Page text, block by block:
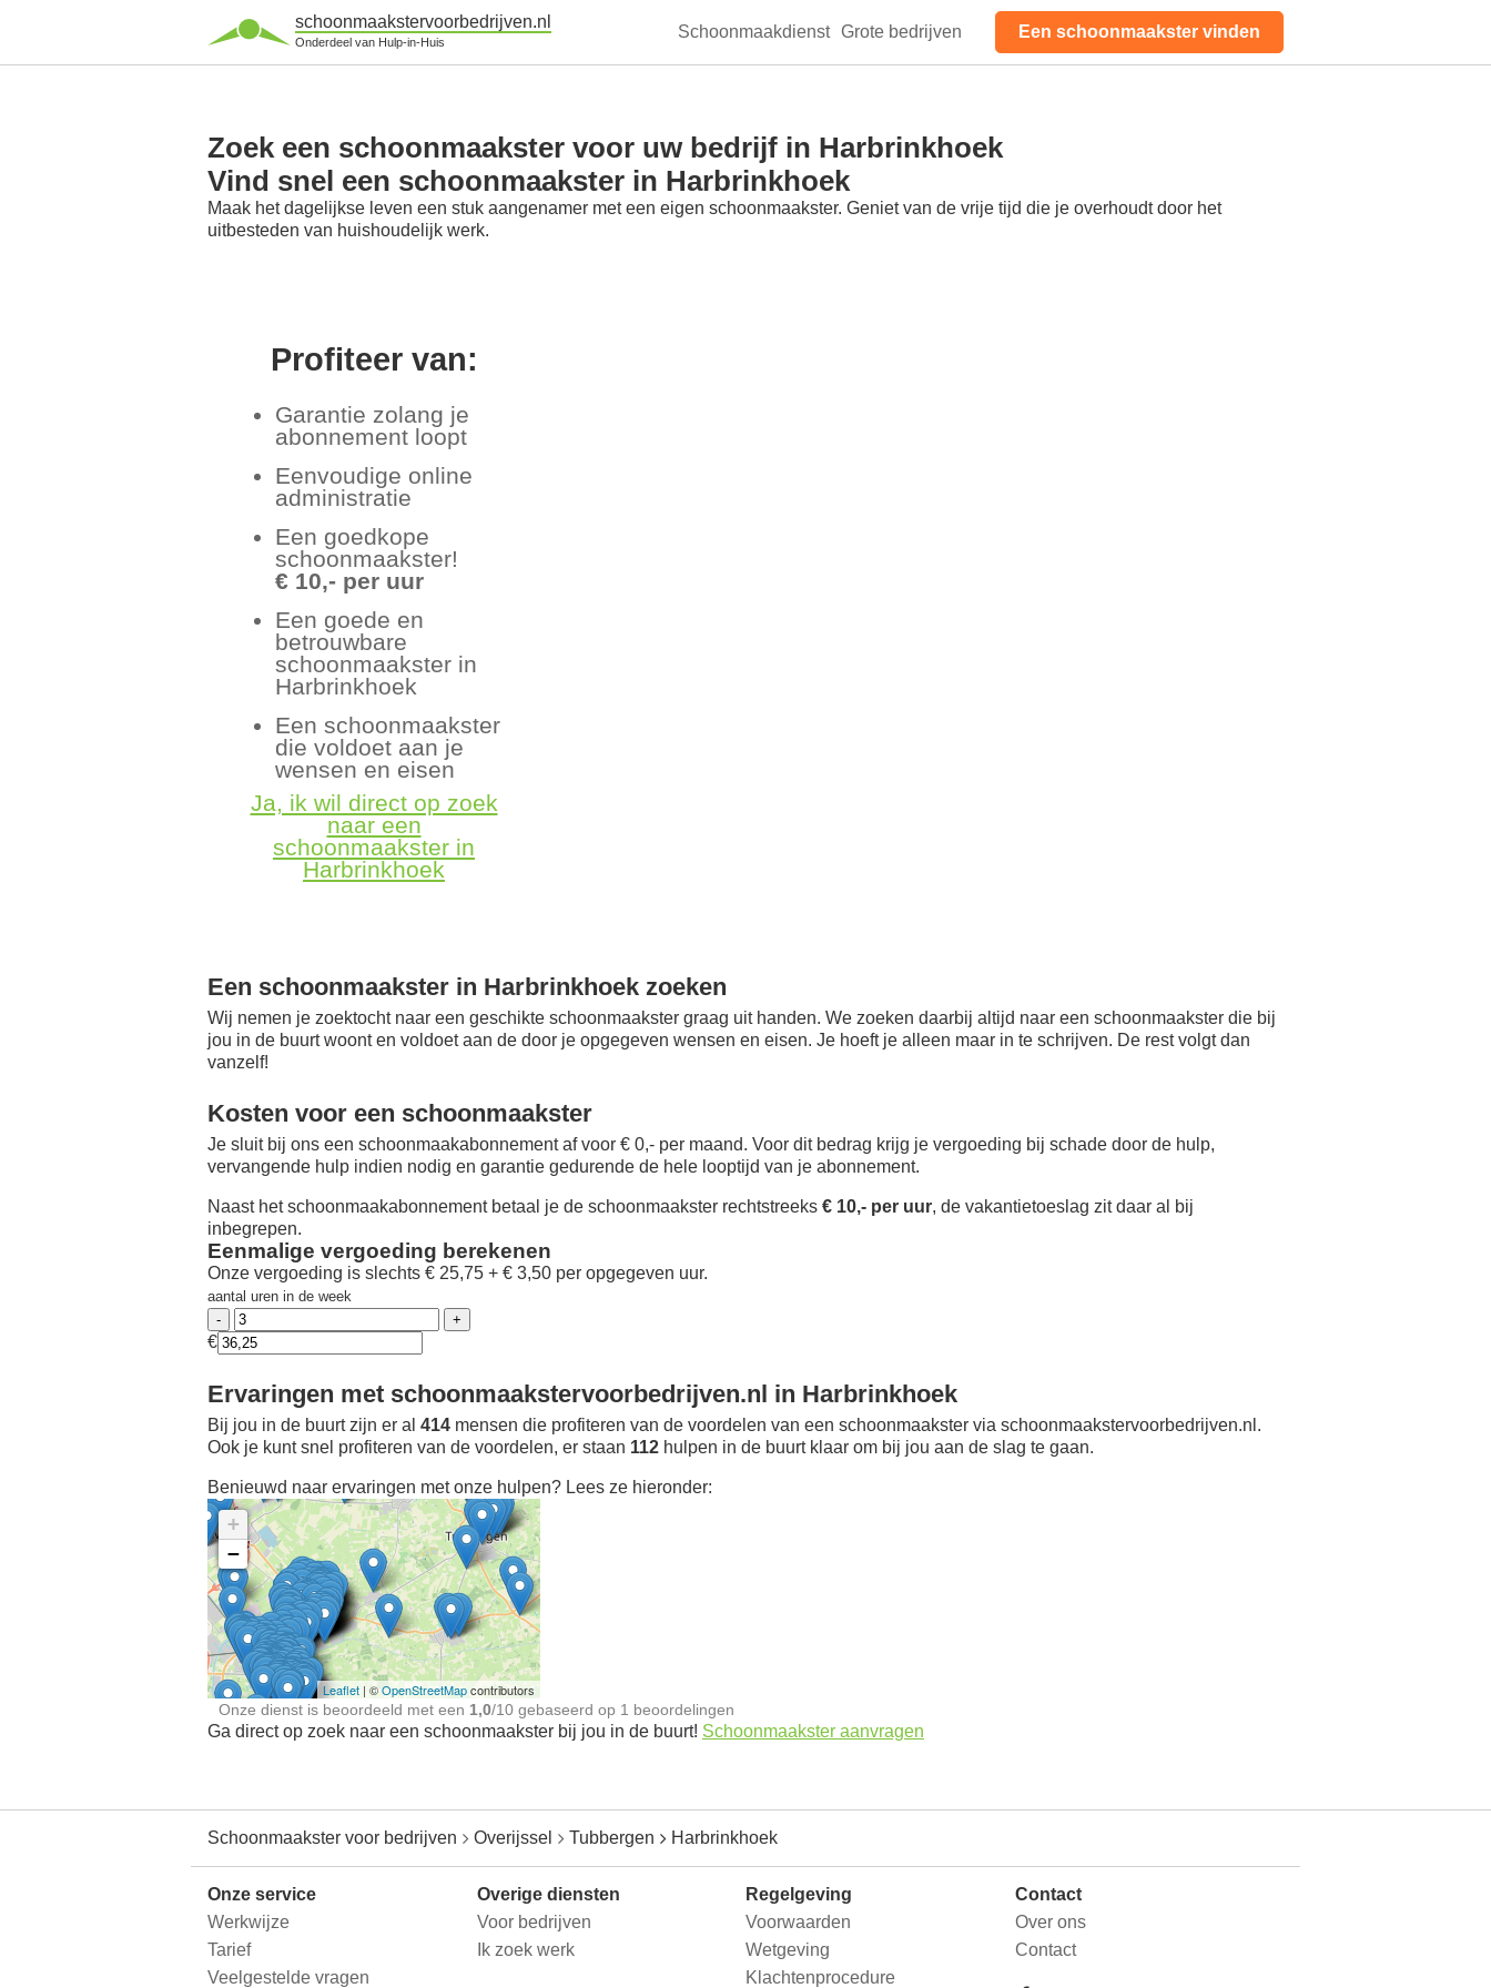
schoonmaakstervoorbedrijven.nl
Onderdeel van Hulp-in-Huis
Schoonmaakdienst Grote bedrijven Een schoonmaakster vinden
Zoek een schoonmaakster voor uw bedrijf in Harbrinkhoek
Vind snel een schoonmaakster in Harbrinkhoek
Maak het dagelijkse leven een stuk aangenamer met een eigen schoonmaakster. Geniet van de vrije tijd die je overhoudt door het
uitbesteden van huishoudelijk werk.
Profiteer van:
Garantie zolang je
abonnement loopt
Eenvoudige online
administratie
Een goedkope
schoonmaakster!
€ 10,- per uur
Een goede en
betrouwbare
schoonmaakster in
Harbrinkhoek
Een schoonmaakster
die voldoet aan je
wensen en eisen
Ja, ik wil direct op zoek
naar een
schoonmaakster in
Harbrinkhoek
Een schoonmaakster in Harbrinkhoek zoeken
Wij nemen je zoektocht naar een geschikte schoonmaakster graag uit handen. We zoeken daarbij altijd naar een schoonmaakster die bij
jou in de buurt woont en voldoet aan de door je opgegeven wensen en eisen. Je hoeft je alleen maar in te schrijven. De rest volgt dan
vanzelf!
Kosten voor een schoonmaakster
Je sluit bij ons een schoonmaakabonnement af voor € 0,- per maand. Voor dit bedrag krijg je vergoeding bij schade door de hulp,
vervangende hulp indien nodig en garantie gedurende de hele looptijd van je abonnement.
Naast het schoonmaakabonnement betaal je de schoonmaakster rechtstreeks € 10,- per uur, de vakantietoeslag zit daar al bij
inbegrepen.
Eenmalige vergoeding berekenen
Onze vergoeding is slechts € 25,75 + € 3,50 per opgegeven uur.
aantal uren in de week
€
Ervaringen met schoonmaakstervoorbedrijven.nl in Harbrinkhoek
Bij jou in de buurt zijn er al 414 mensen die profiteren van de voordelen van een schoonmaakster via schoonmaakstervoorbedrijven.nl.
Ook je kunt snel profiteren van de voordelen, er staan 112 hulpen in de buurt klaar om bij jou aan de slag te gaan.
Benieuwd naar ervaringen met onze hulpen? Lees ze hieronder:
Ontdek meer ervaringen
Schoonmaakster bij
jou in de buurt
+
−
Leaflet | ©OpenStreetMapcontributors
Onze dienst is beoordeeld met een 1,0/10 gebaseerd op 1 beoordelingen
Ga direct op zoek naar een schoonmaakster bij jou in de buurt! Schoonmaakster aanvragen
Schoonmaakster voor bedrijven Overijssel Tubbergen Harbrinkhoek
Onze service
Werkwijze
Tarief
Veelgestelde vragen
Overige diensten
Voor bedrijven
Ik zoek werk
Regelgeving
Voorwaarden
Wetgeving
Klachtenprocedure
Contact
Over ons
Contact